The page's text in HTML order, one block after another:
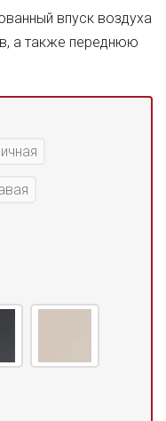
впуск воздуха
а также переднюю